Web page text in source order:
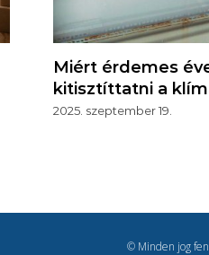
Miért érdemes
kitisztíttatni a
2025. szeptember 19.
© Minden jog